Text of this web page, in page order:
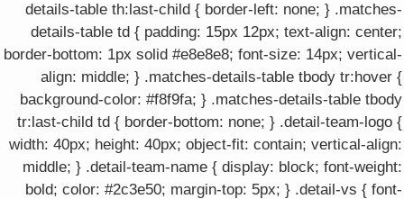
details-table th:last-child { border-left: none; } .matches-
details-table td { padding: 15px 12px; text-align: center;
border-bottom: 1px solid #e8e8e8; font-size: 14px; vertical-
align: middle; } .matches-details-table tbody tr:hover {
background-color: #f8f9fa; } .matches-details-table tbody
tr:last-child td { border-bottom: none; } .detail-team-logo {
width: 40px; height: 40px; object-fit: contain; vertical-align:
middle; } .detail-team-name { display: block; font-weight:
bold; color: #2c3e50; margin-top: 5px; } .detail-vs { font-